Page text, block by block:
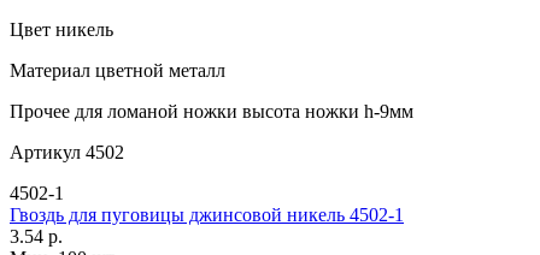
Цвет никель
Материал цветной металл
Прочее для ломаной ножки высота ножки h-9мм
Артикул 4502
4502-1
Гвоздь для пуговицы джинсовой никель 4502-1
3.54 р.